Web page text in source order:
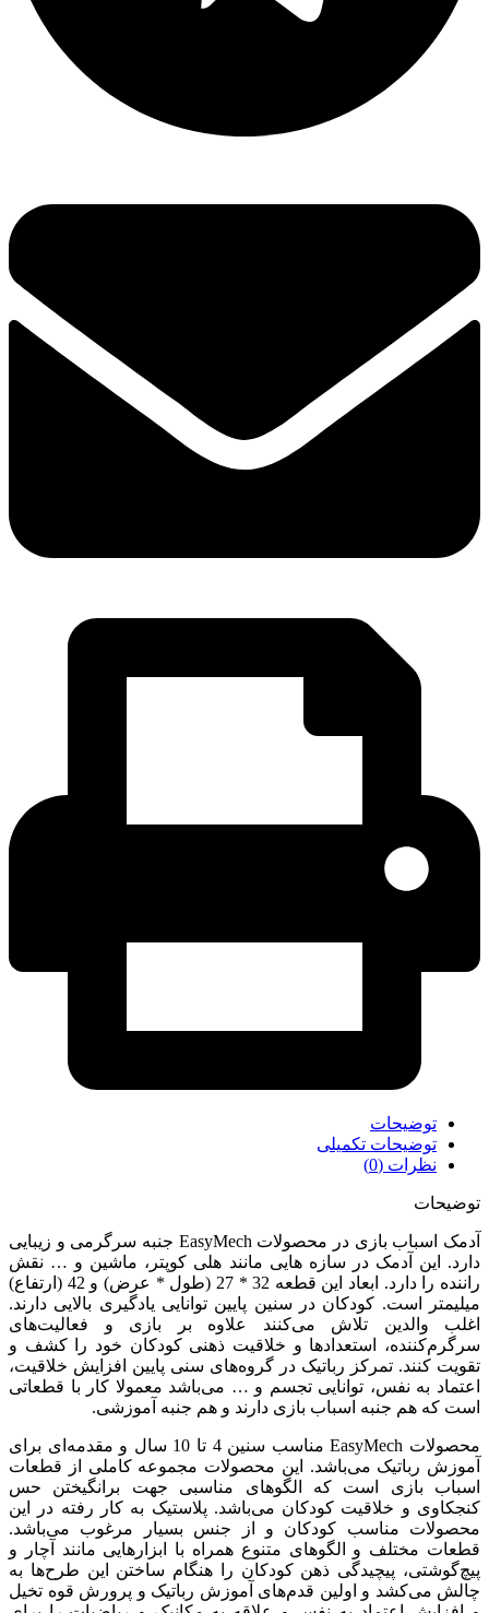
توضیحات
توضیحات تکمیلی
نظرات (0)
توضیحات
آدمک اسباب بازی در محصولات EasyMech جنبه سرگرمی و زیبایی
دارد. این آدمک در سازه هایی مانند هلی کوپتر، ماشین و … نقش
راننده را دارد. ابعاد این قطعه 32 * 27 (طول * عرض) و 42 (ارتفاع)
میلیمتر است. کودکان در سنین پایین توانایی یادگیری بالایی دارند.
اغلب والدین تلاش می‌کنند علاوه بر بازی و فعالیت‌های
سرگرم‌کننده، استعدادها و خلاقیت ذهنی کودکان خود را کشف و
تقویت کنند. تمرکز رباتیک در گروه‌های سنی پایین افزایش خلاقیت،
اعتماد به نفس، توانایی تجسم و … می‌باشد معمولا کار با قطعاتی
است که هم جنبه اسباب بازی دارند و هم جنبه آموزشی.
محصولات EasyMech مناسب سنین 4 تا 10 سال و مقدمه‌ای برای
آموزش رباتیک می‌باشد. این محصولات مجموعه کاملی از قطعات
اسباب بازی است که الگوهای مناسبی جهت برانگیختن حس
کنجکاوی و خلاقیت کودکان می‌باشد. پلاستیک به کار رفته در این
محصولات مناسب کودکان و از جنس بسیار مرغوب می‌باشد.
قطعات مختلف و الگوهای متنوع همراه با ابزارهایی مانند آچار و
پیچ‌گوشتی، پیچیدگی ذهن کودکان را هنگام ساختن این طرح‌ها به
چالش می‌کشد و اولین قدم‌های آموزش رباتیک و پرورش قوه تخیل